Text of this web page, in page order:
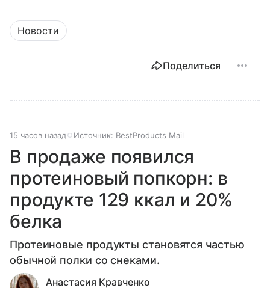
Новости
Поделиться
15 часов назад Источник: BestProducts Mail
В продаже появился
протеиновый попкорн: в
продукте 129 ккал и 20%
белка
Протеиновые продукты становятся частью
обычной полки со снеками.
Анастасия Кравченко